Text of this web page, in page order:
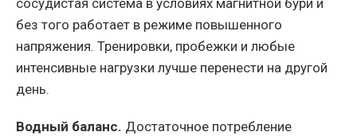
сосудистая система в условиях магнитной бури и
без того работает в режиме повышенного
напряжения. Тренировки, пробежки и любые
интенсивные нагрузки лучше перенести на другой
день.
Водный баланс. Достаточное потребление